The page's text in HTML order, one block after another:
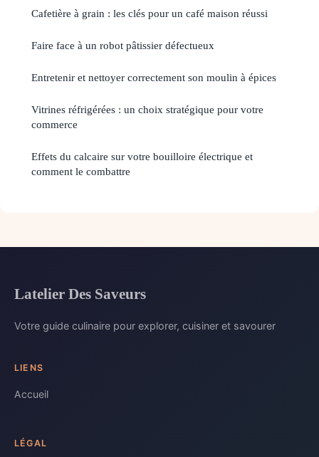
Cafetière à grain : les clés pour un café maison réussi
Faire face à un robot pâtissier défectueux
Entretenir et nettoyer correctement son moulin à épices
Vitrines réfrigérées : un choix stratégique pour votre
commerce
Effets du calcaire sur votre bouilloire électrique et
comment le combattre
Latelier Des Saveurs
Votre guide culinaire pour explorer, cuisiner et savourer
LIENS
Accueil
LÉGAL